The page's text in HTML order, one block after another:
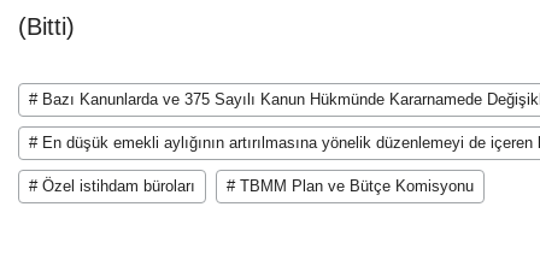
(Bitti)
# Bazı Kanunlarda ve 375 Sayılı Kanun Hükmünde Kararnamede
# En düşük emekli aylığının artırılmasına yönelik düzenlemeyi de
# Özel istihdam büroları # TBMM Plan ve Bütçe Komisyonu